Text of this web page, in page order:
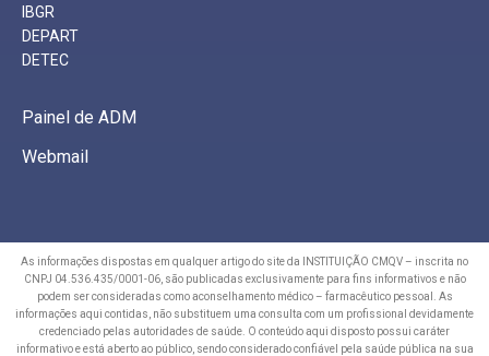
IBGR
DEPART
DETEC
Painel de ADM
Webmail
As informações dispostas em qualquer artigo do site da INSTITUIÇÃO CMQV – inscrita no
CNPJ 04.536.435/0001-06, são publicadas exclusivamente para fins informativos e não
podem ser consideradas como aconselhamento médico – farmacêutico pessoal. As
informações aqui contidas, não substituem uma consulta com um profissional devidamente
credenciado pelas autoridades de saúde. O conteúdo aqui disposto possui caráter
informativo e está aberto ao público, sendo considerado confiável pela saúde pública na sua